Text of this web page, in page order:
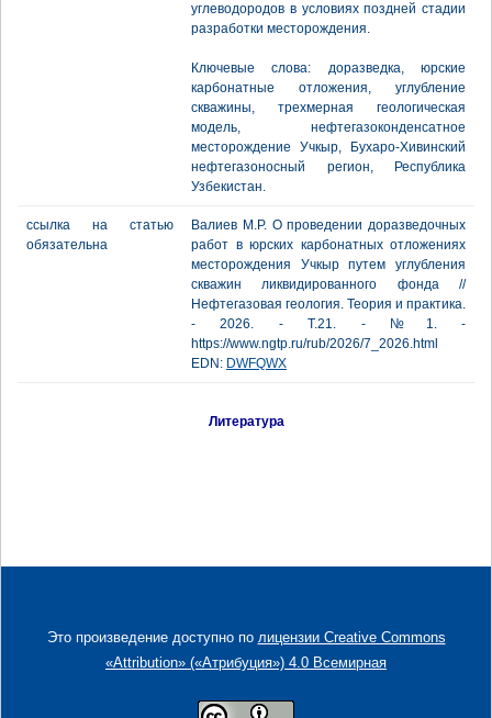
углеводородов в условиях поздней стадии
разработки месторождения.
Ключевые слова: доразведка, юрские
карбонатные отложения, углубление
скважины, трехмерная геологическая
модель, нефтегазоконденсатное
месторождение Учкыр, Бухаро-Хивинский
нефтегазоносный регион, Республика
Узбекистан.
ссылка на статью
обязательна
Валиев М.Р. О проведении доразведочных
работ в юрских карбонатных отложениях
месторождения Учкыр путем углубления
скважин ликвидированного фонда //
Нефтегазовая геология. Теория и практика.
- 2026. - Т.21. - №1. -
https://www.ngtp.ru/rub/2026/7_2026.html
EDN: DWFQWX
Литература
Это произведение доступно по лицензии Creative Commons
«Attribution» («Атрибуция») 4.0 Всемирная